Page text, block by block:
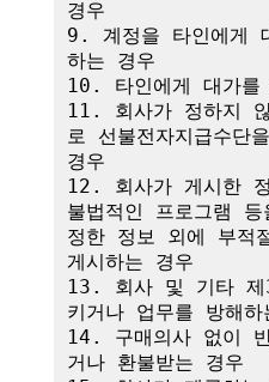
경우
9. 계정을 타인에게
하는 경우
10. 타인에게 대가를
11. 회사가 정하지
로 선불전자지급수단
경우
12. 회사가 게시한
불법적인 프로그램
정한 정보 외에 부적
게시하는 경우
13. 회사 및 기타 제
키거나 업무를 방해
14. 구매의사 없이
거나 환불받는 경우